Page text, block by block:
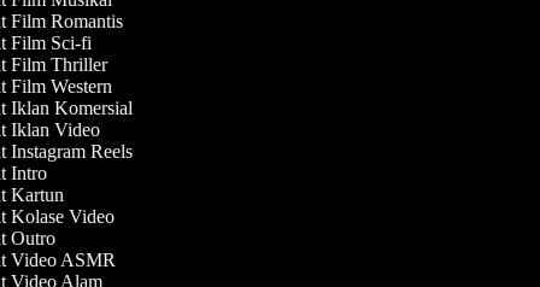
Film Romantis
Film Sci-fi
Film Thriller
Film Western
Iklan Komersial
Iklan Video
Instagram Reels
Intro
Kartun
Kolase Video
Outro
Video ASMR
Video Alam